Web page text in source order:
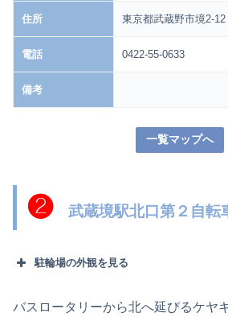
住所 東京都武蔵野市境2-12
電話 0422-55-0633
備考
一覧マップへ
❷武蔵境駅北口第２自転
駐輪場の外観を見る
バスロータリーから北へ延びるケヤ